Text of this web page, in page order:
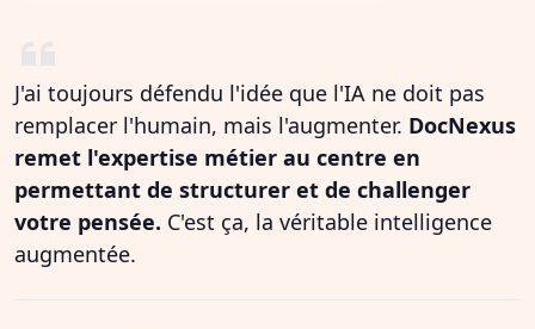
J'ai toujours défendu l'idée que l'IA ne doit pas
remplacer l'humain, mais l'augmenter. DocNexus
remet l'expertise métier au centre en
permettant de structurer et de challenger
votre pensée. C'est ça, la véritable intelligence
augmentée.